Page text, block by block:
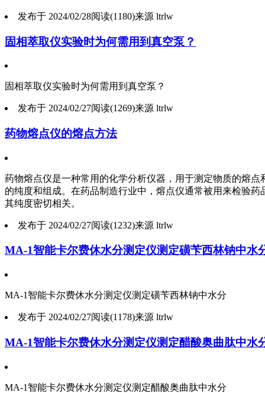
发布于 2024/02/28阅读(1180)来源 ltrlw
固相萃取仪实验时为何需用到真空泵？
固相萃取仪实验时为何需用到真空泵？
发布于 2024/02/27阅读(1269)来源 ltrlw
药物熔点仪的熔点方法
药物熔点仪是一种常用的化学分析仪器，用于测定物质的熔
的纯度和组成。在药品制造行业中，熔点仪通常被用来检验
其纯度密切相关。
发布于 2024/02/27阅读(1232)来源 ltrlw
MA-1智能卡尔费休水分测定仪测定磺苄西林钠中水
MA-1智能卡尔费休水分测定仪测定磺苄西林钠中水分
发布于 2024/02/27阅读(1178)来源 ltrlw
MA-1智能卡尔费休水分测定仪测定醋酸奥曲肽中水
MA-1智能卡尔费休水分测定仪测定醋酸奥曲肽中水分